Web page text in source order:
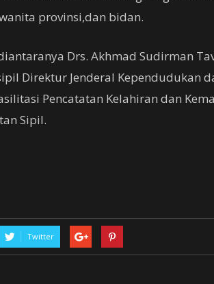
provinsi,dan bidan.
Drs. Akhmad Sudirman
Direktur Jenderal Kependudukan
Pencatatan Kelahiran dan
Sipil.
Twitter